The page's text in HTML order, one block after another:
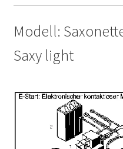
Modell:
Saxy light